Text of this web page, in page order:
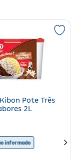
de
para que a
Pote Três
2L
informadoNão informado